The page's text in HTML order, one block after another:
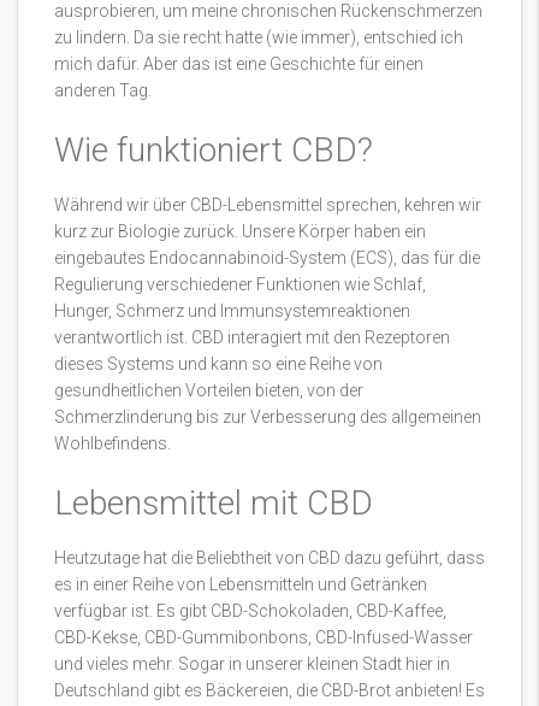
ausprobieren, um meine chronischen Rückenschmerzen
zu lindern. Da sie recht hatte (wie immer), entschied ich
mich dafür. Aber das ist eine Geschichte für einen
anderen Tag.
Wie funktioniert CBD?
Während wir über CBD-Lebensmittel sprechen, kehren wir
kurz zur Biologie zurück. Unsere Körper haben ein
eingebautes Endocannabinoid-System (ECS), das für die
Regulierung verschiedener Funktionen wie Schlaf,
Hunger, Schmerz und Immunsystemreaktionen
verantwortlich ist. CBD interagiert mit den Rezeptoren
dieses Systems und kann so eine Reihe von
gesundheitlichen Vorteilen bieten, von der
Schmerzlinderung bis zur Verbesserung des allgemeinen
Wohlbefindens.
Lebensmittel mit CBD
Heutzutage hat die Beliebtheit von CBD dazu geführt, dass
es in einer Reihe von Lebensmitteln und Getränken
verfügbar ist. Es gibt CBD-Schokoladen, CBD-Kaffee,
CBD-Kekse, CBD-Gummibonbons, CBD-Infused-Wasser
und vieles mehr. Sogar in unserer kleinen Stadt hier in
Deutschland gibt es Bäckereien, die CBD-Brot anbieten! Es